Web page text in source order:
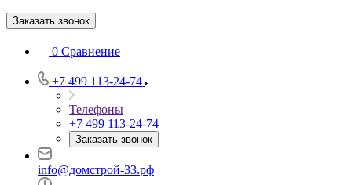
Заказать звонок
0 Сравнение
+7 499 113-24-74
Телефоны
+7 499 113-24-74
Заказать звонок
info@домстрой-33.рф